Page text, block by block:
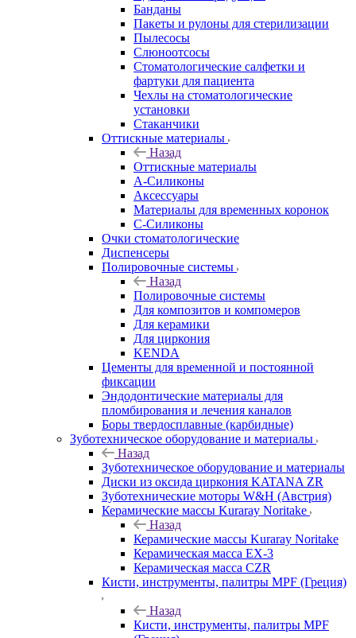
Банданы
Пакеты и рулоны для стерилизации
Пылесосы
Слюноотсосы
Стоматологические салфетки и
фартуки для пациента
Чехлы на стоматологические
установки
Стаканчики
Оттискные материалы
Назад
Оттискные материалы
А-Силиконы
Аксессуары
Материалы для временных коронок
С-Силиконы
Очки стоматологические
Диспенсеры
Полировочные системы
Назад
Полировочные системы
Для композитов и компомеров
Для керамики
Для циркония
KENDA
Цементы для временной и постоянной
фиксации
Эндодонтические материалы для
пломбирования и лечения каналов
Боры твердосплавные (карбидные)
Зуботехническое оборудование и материалы
Назад
Зуботехническое оборудование и материалы
Диски из оксида циркония KATANA ZR
Зуботехнические моторы W&H (Австрия)
Керамические массы Kuraray Noritake
Назад
Керамические массы Kuraray Noritake
Керамическая масса EX-3
Керамическая масса CZR
Кисти, инструменты, палитры MPF (Греция)
Назад
Кисти, инструменты, палитры MPF